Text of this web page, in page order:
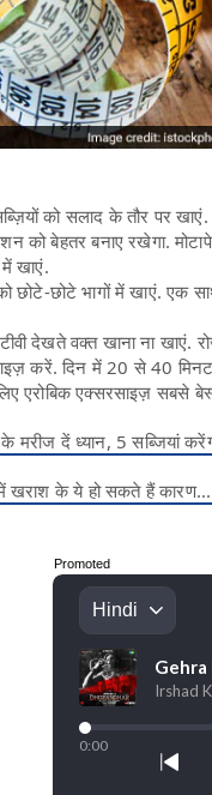
को सलाद के तौर पर
को बेहतर बनाए रखेगा.
खाएं.
छोटे-छोटे भागों में खाएं. एक
देखते वक्त खाना ना खाएं.
करें. दिन में 20 से 40
एरोबिक एक्सरसाइज़ सबसे
के मरीज दें ध्यान, 5 सब्जियां
में खराश के ये हो सकते हैं
Promoted